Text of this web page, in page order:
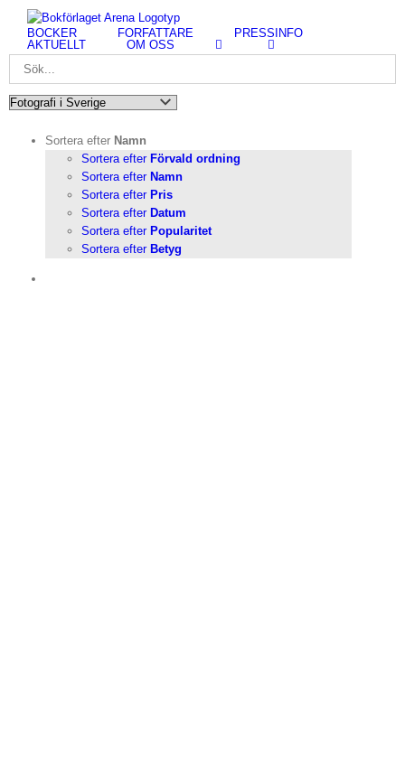
Fortsätt
innehållet
BÖCKER FÖRFATTARE
PRESSINFO
AKTUELLT
OM OSS
Sortera efter Namn
Sortera efter Förvald ordning
Sortera efter Namn
Sortera efter Pris
Sortera efter Datum
Sortera efter Popularitet
Sortera efter Betyg